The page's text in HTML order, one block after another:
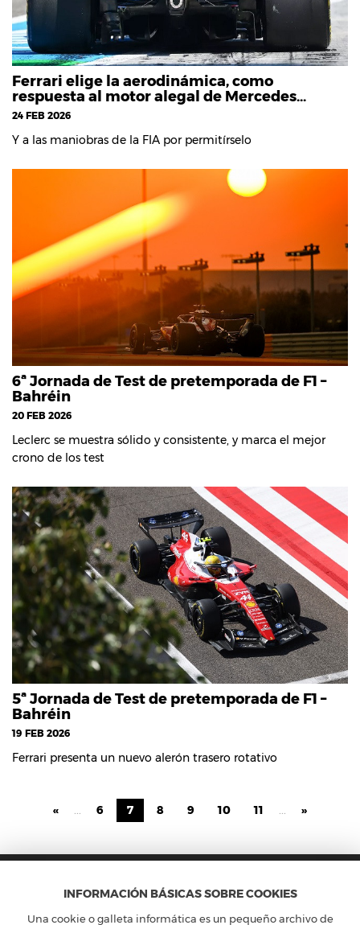
Ferrari elige la aerodinámica, como
respuesta al motor alegal de Mercedes…
24 FEB 2026
Y a las maniobras de la FIA por permitírselo
6ª Jornada de Test de pretemporada de F1 –
Bahréin
20 FEB 2026
Leclerc se muestra sólido y consistente, y marca el mejor
crono de los test
5ª Jornada de Test de pretemporada de F1 –
Bahréin
19 FEB 2026
Ferrari presenta un nuevo alerón trasero rotativo
« ... 6 7 8 9 10 11 ... »
INFORMACIÓN BÁSICAS SOBRE COOKIES
Una cookie o galleta informática es un pequeño archivo de